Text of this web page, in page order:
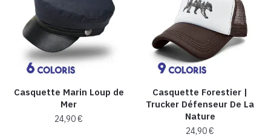
Casquette Marin Loup de
Mer
24,90€
Casquette Forestier |
Trucker Défenseur De La
Nature
24,90€